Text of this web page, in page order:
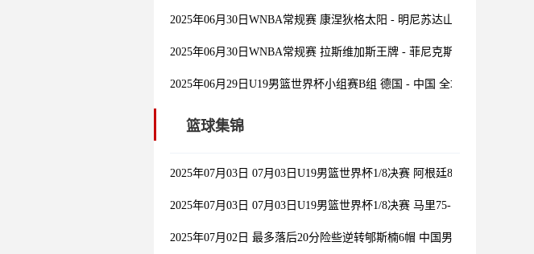
2025年06月30日WNBA常规赛 康涅狄格太阳 - 明尼苏达山猫 全场录像
2025年06月30日WNBA常规赛 拉斯维加斯王牌 - 菲尼克斯水星 全场录像
2025年06月29日U19男篮世界杯小组赛B组 德国 - 中国 全场录像
篮球集锦
2025年07月03日 07月03日U19男篮世界杯1/8决赛 阿根廷80-81斯洛文尼
2025年07月03日 07月03日U19男篮世界杯1/8决赛 马里75-100加拿大 全场
2025年07月02日 最多落后20分险些逆转郇斯楠6帽 中国男篮无缘U19世界